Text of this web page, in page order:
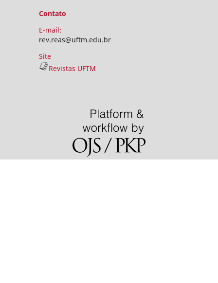
Contato
E-mail:
rev.reas@uftm.edu.br
Site
Revistas UFTM